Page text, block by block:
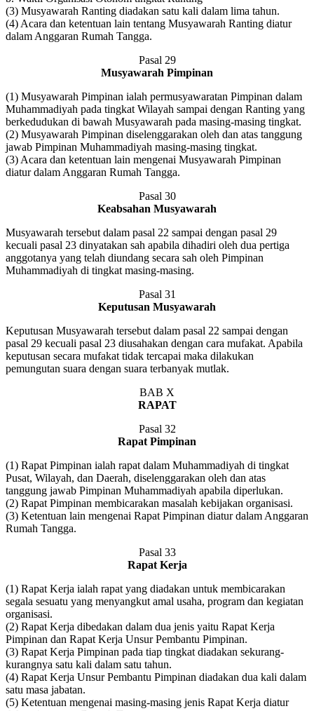
(3) Musyawarah Ranting diadakan satu kali dalam lima tahun.
(4) Acara dan ketentuan lain tentang Musyawarah Ranting diatur
dalam Anggaran Rumah Tangga.
Pasal 29
Musyawarah Pimpinan
(1) Musyawarah Pimpinan ialah permusyawaratan Pimpinan dalam
Muhammadiyah pada tingkat Wilayah sampai dengan Ranting yang
berkedudukan di bawah Musyawarah pada masing-masing tingkat.
(2) Musyawarah Pimpinan diselenggarakan oleh dan atas tanggung
jawab Pimpinan Muhammadiyah masing-masing tingkat.
(3) Acara dan ketentuan lain mengenai Musyawarah Pimpinan
diatur dalam Anggaran Rumah Tangga.
Pasal 30
Keabsahan Musyawarah
Musyawarah tersebut dalam pasal 22 sampai dengan pasal 29
kecuali pasal 23 dinyatakan sah apabila dihadiri oleh dua pertiga
anggotanya yang telah diundang secara sah oleh Pimpinan
Muhammadiyah di tingkat masing-masing.
Pasal 31
Keputusan Musyawarah
Keputusan Musyawarah tersebut dalam pasal 22 sampai dengan
pasal 29 kecuali pasal 23 diusahakan dengan cara mufakat. Apabila
keputusan secara mufakat tidak tercapai maka dilakukan
pemungutan suara dengan suara terbanyak mutlak.
BAB X
RAPAT
Pasal 32
Rapat Pimpinan
(1) Rapat Pimpinan ialah rapat dalam Muhammadiyah di tingkat
Pusat, Wilayah, dan Daerah, diselenggarakan oleh dan atas
tanggung jawab Pimpinan Muhammadiyah apabila diperlukan.
(2) Rapat Pimpinan membicarakan masalah kebijakan organisasi.
(3) Ketentuan lain mengenai Rapat Pimpinan diatur dalam Anggaran
Rumah Tangga.
Pasal 33
Rapat Kerja
(1) Rapat Kerja ialah rapat yang diadakan untuk membicarakan
segala sesuatu yang menyangkut amal usaha, program dan kegiatan
organisasi.
(2) Rapat Kerja dibedakan dalam dua jenis yaitu Rapat Kerja
Pimpinan dan Rapat Kerja Unsur Pembantu Pimpinan.
(3) Rapat Kerja Pimpinan pada tiap tingkat diadakan sekurang-
kurangnya satu kali dalam satu tahun.
(4) Rapat Kerja Unsur Pembantu Pimpinan diadakan dua kali dalam
satu masa jabatan.
(5) Ketentuan mengenai masing-masing jenis Rapat Kerja diatur